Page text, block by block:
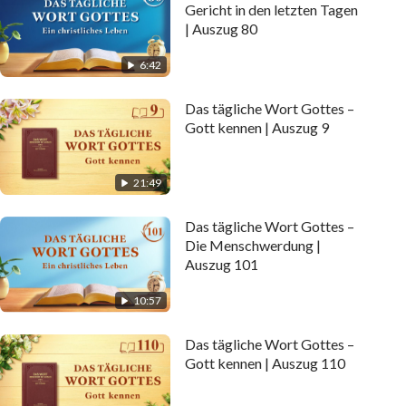
6:42
Gericht in den letzten Tagen
| Auszug 80
21:49
Das tägliche Wort Gottes –
Gott kennen | Auszug 9
10:57
Das tägliche Wort Gottes –
Die Menschwerdung |
Auszug 101
Das tägliche Wort Gottes –
Gott kennen | Auszug 110